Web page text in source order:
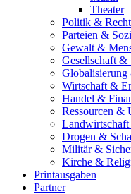
Theater
Politik & Recht
Parteien &
Gewalt &
Gesellschaft &
Wirtschaft &
Handel &
Ressourcen &
Drogen &
Militär &
Kirche &
Printausgaben
Partner